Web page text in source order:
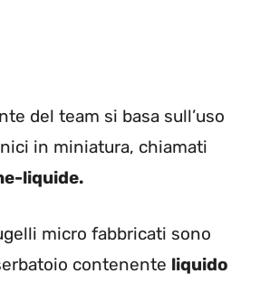
del team si basa sull’uso
in miniatura, chiamati
liquide.
micro fabbricati sono
contenente liquido